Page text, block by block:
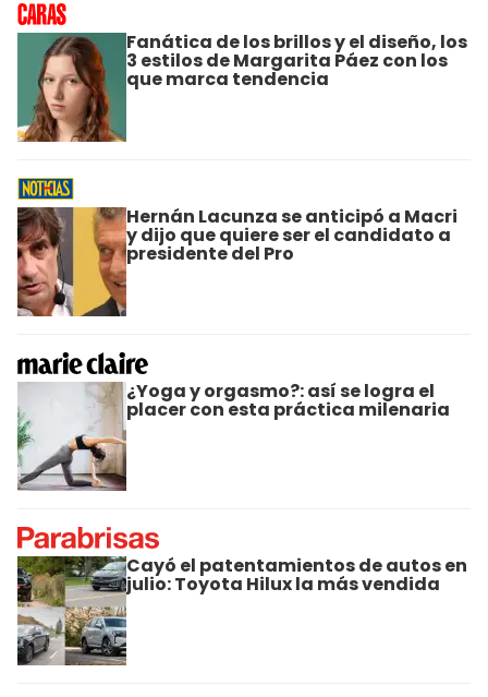
Fanática de los brillos y el diseño, los
3 estilos de Margarita Páez con los
que marca tendencia
Hernán Lacunza se anticipó a Macri
y dijo que quiere ser el candidato a
presidente del Pro
¿Yoga y orgasmo?: así se logra el
placer con esta práctica milenaria
Cayó el patentamientos de autos en
julio: Toyota Hilux la más vendida